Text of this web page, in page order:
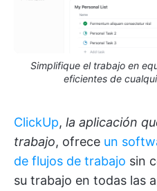
Simplifique el trabajo en
eficientes de
ClickUp, la aplicación
trabajo, ofrece un
de flujos de trabajo sin
su trabajo en todas las